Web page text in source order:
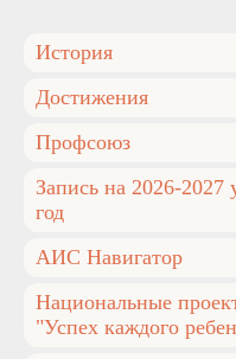
История
Достижения
Профсоюз
Запись на 2026-2027
год
АИС Навигатор
Национальные
"Успех каждого